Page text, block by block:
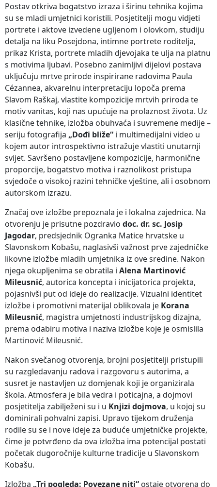
Postav otkriva bogatstvo izraza i širinu tehnika kojima
su se mladi umjetnici koristili. Posjetitelji mogu vidjeti
portrete i aktove izvedene ugljenom i olovkom, studiju
detalja na liku Posejdona, intimne portrete roditelja,
prikaz Krista, portrete mladih djevojaka te ulja na platnu
s motivima ljubavi. Posebno zanimljivi dijelovi postava
uključuju mrtve prirode inspirirane radovima Paula
Cézannea, akvarelnu interpretaciju lopoča prema
Slavom Raškaj, vlastite kompozicije mrtvih priroda te
motiv vanitas, koji nas upućuje na prolaznost života. Uz
klasične tehnike, izložba obuhvaća i suvremene medije –
seriju fotografija „Dođi bliže“ i multimedijalni video u
kojem autor introspektivno istražuje vlastiti unutarnji
svijet. Savršeno postavljene kompozicije, harmonične
proporcije, bogatstvo motiva i raznolikost pristupa
svjedoče o visokoj razini tehničke vještine, ali i osobnom
autorskom izrazu.
Značaj ove izložbe prepoznala je i lokalna zajednica. Na
otvorenju je prisutne pozdravio doc. dr. sc. Josip
Jagodar, predsjednik Ogranka Matice hrvatske u
Slavonskom Kobašu, naglasivši važnost prve zajedničke
likovne izložbe mladih umjetnika iz ove sredine. Nakon
njega okupljenima se obratila i Alena Martinović
Mileusnić, autorica koncepta i inicijatorica projekta,
pojasnivši put od ideje do realizacije. Vizualni identitet
izložbe i promotivni materijal oblikovala je Korana
Mileusnić, magistra umjetnosti industrijskog dizajna,
prema odabiru motiva i naziva izložbe koje je osmislila
Martinović Mileusnić.
Nakon svečanog otvorenja, brojni posjetitelji pristupili
su razgledavanju radova i razgovoru s autorima, a
susret je nastavljen uz domjenak koji je organizirala
škola. Atmosfera je bila vedra i poticajna, a dojmovi
posjetitelja zabilježeni su i u Knjizi dojmova, u kojoj su
dominirali pohvalni zapisi. Upravo tijekom druženja
rodile su se i nove ideje za buduće umjetničke projekte,
čime je potvrđeno da ova izložba ima potencijal postati
početak dugoročnije kulturne tradicije u Slavonskom
Kobašu.
Izložba „Tri pogleda: Povezane niti“ ostaje otvorena do